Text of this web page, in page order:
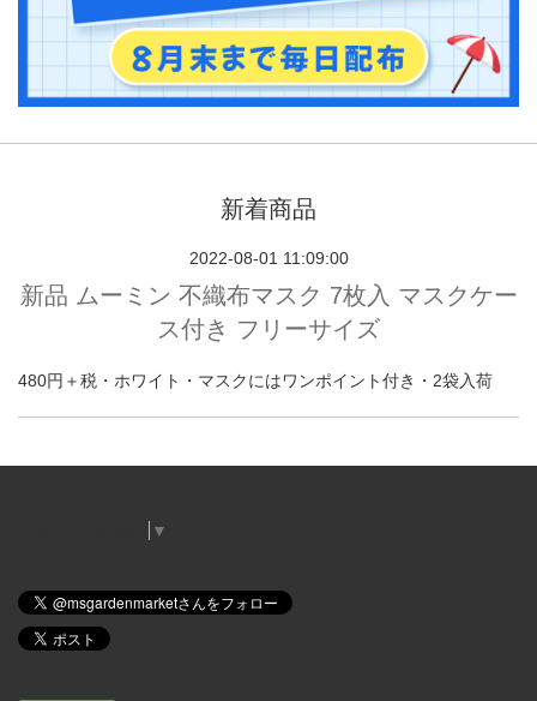
新着商品
2022-08-01 11:09:00
新品 ムーミン 不織布マスク 7枚入 マスクケー
ス付き フリーサイズ
480円＋税・ホワイト・マスクにはワンポイント付き・2袋入荷
▼